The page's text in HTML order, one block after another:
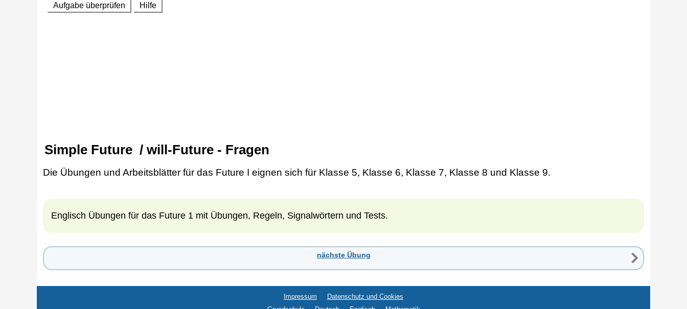
Simple Future / will-Future - Fragen
Die Übungen und Arbeitsblätter für das Future I eignen sich für Klasse 5, Klasse 6, Klasse 7, Klasse 8 und Klasse 9.
Englisch Übungen für das Future 1 mit Übungen, Regeln, Signalwörtern und Tests.
nächste Übung
Impressum
Datenschutz und Cookies